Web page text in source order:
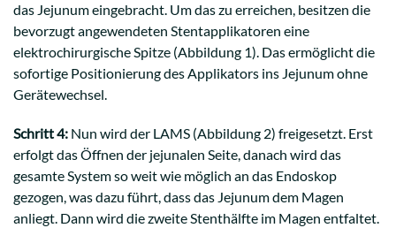
das Jejunum eingebracht. Um das zu erreichen, besitzen die
bevorzugt angewendeten Stentapplikatoren eine
elektrochirurgische Spitze (Abbildung 1). Das ermöglicht die
sofortige Positionierung des Applikators ins Jejunum ohne
Gerätewechsel.
Schritt 4: Nun wird der LAMS (Abbildung 2) freigesetzt. Erst
erfolgt das Öffnen der jejunalen Seite, danach wird das
gesamte System so weit wie möglich an das Endoskop
gezogen, was dazu führt, dass das Jejunum dem Magen
anliegt. Dann wird die zweite Stenthälfte im Magen entfaltet.